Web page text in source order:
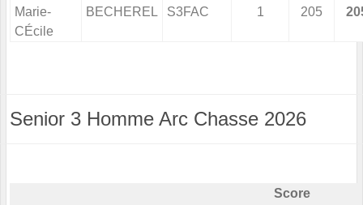
Marie-
CÉcile
BECHEREL S3FAC 1 205
Senior 3 Homme Arc Chasse 2026
Score